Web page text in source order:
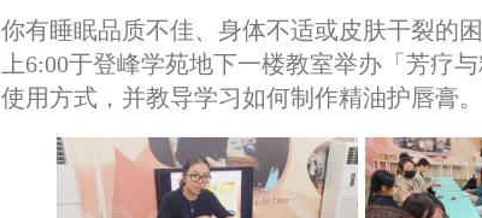
你有睡眠品质不佳、身体不适或皮肤干裂的
上6:00于登峰学苑地下一楼教室举办「芳疗
使用方式，并教导学习如何制作精油护唇膏。